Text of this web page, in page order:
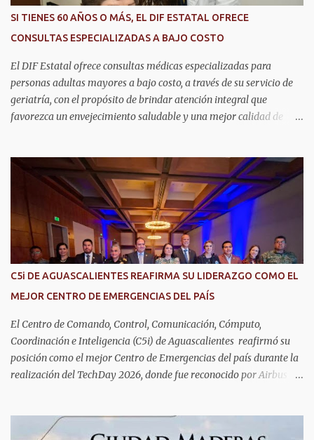
SI TIENES 60 AÑOS O MÁS, EL DIF ESTATAL OFRECE
CONSULTAS ESPECIALIZADAS A BAJO COSTO
El DIF Estatal ofrece consultas médicas especializadas para
personas adultas mayores a bajo costo, a través de su servicio de
geriatría, con el propósito de brindar atención integral que
favorezca un envejecimiento saludable y una mejor calidad de
fundamentalmente en la prevención, el diagnóstico y tratamiento
de las enfermedades más comunes en las personas mayores de 60
años, como diabetes, hipertensión, deterioro cognitivo y
alzhéimer, entre otros padecimientos. "Nuestros adultos mayores
son el corazón de muchas familias y merecen todo nuestro respeto,
cuidado y reconocimiento; por eso, en el DIF Estatal impulsamos
servicios que les ayuden a cuidar su salud y a vivir esta etapa con
presidenta del DIF Estatal. Para acceder al servicio, las y los
interesados deben acudir a la Dirección de Servi...
C5i DE AGUASCALIENTES REAFIRMA SU LIDERAZGO COMO EL
MEJOR CENTRO DE EMERGENCIAS DEL PAÍS
El Centro de Comando, Control, Comunicación, Cómputo,
Coordinación e Inteligencia (C5i) de Aguascalientes reafirmó su
posición como el mejor Centro de Emergencias del país durante la
realización del TechDay 2026, donde fue reconocido por Airbus
seguridad pública y la atención de emergencias. Este encuentro